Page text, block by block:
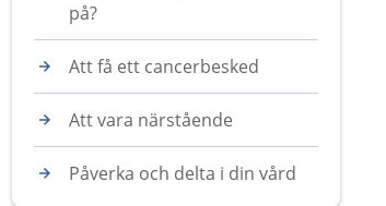
på?
Att få ett cancerbesked
Att vara närstående
Påverka och delta i din vård